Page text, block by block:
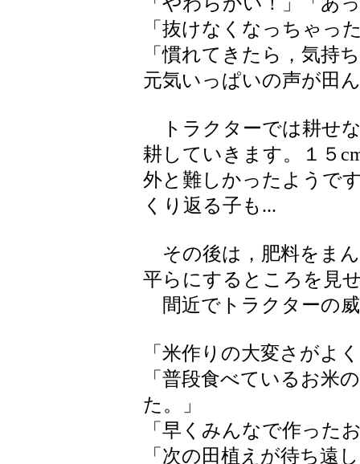
「抜けなくなっちゃっ
「慣れてきたら，気持
元気いっぱいの声が田
トラクターでは耕せ
耕していきます。１５
外と難しかったようで
くり返る子も...
その後は，肥料をま
平らにするところを見
間近でトラクターの
「米作りの大変さがよ
「普段食べているお米
た。」
「早くみんなで作った
「次の田植えが待ち遠